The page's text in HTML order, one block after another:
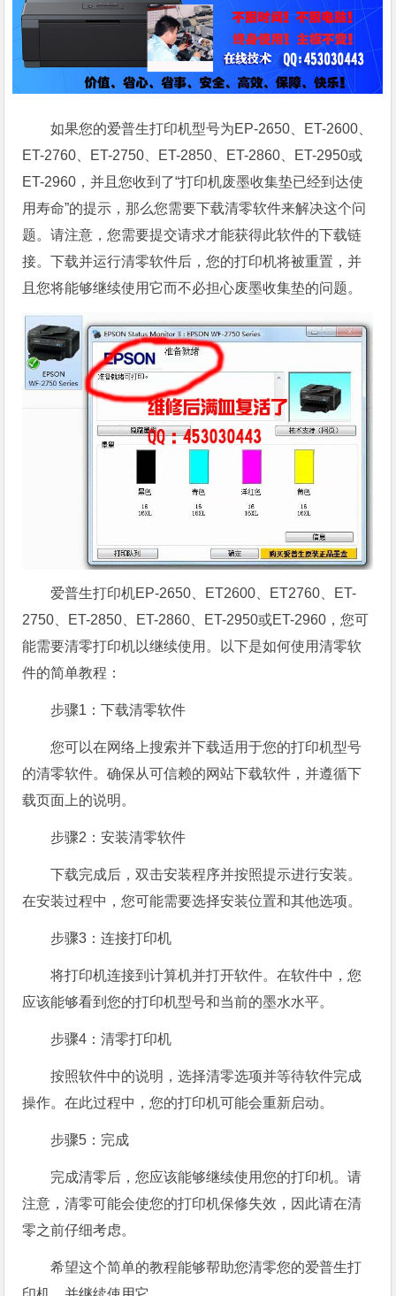
如果您的爱普生打印机型号为EP-2650、ET-2600、
ET-2760、ET-2750、ET-2850、ET-2860、ET-2950或
ET-2960，并且您收到了“打印机废墨收集垫已经到达使
用寿命”的提示，那么您需要下载清零软件来解决这个问
题。请注意，您需要提交请求才能获得此软件的下载链
接。下载并运行清零软件后，您的打印机将被重置，并
且您将能够继续使用它而不必担心废墨收集垫的问题。
爱普生打印机EP-2650、ET2600、ET2760、ET-
2750、ET-2850、ET-2860、ET-2950或ET-2960，您可
能需要清零打印机以继续使用。以下是如何使用清零软
件的简单教程：
步骤1：下载清零软件
您可以在网络上搜索并下载适用于您的打印机型号
的清零软件。确保从可信赖的网站下载软件，并遵循下
载页面上的说明。
步骤2：安装清零软件
下载完成后，双击安装程序并按照提示进行安装。
在安装过程中，您可能需要选择安装位置和其他选项。
步骤3：连接打印机
将打印机连接到计算机并打开软件。在软件中，您
应该能够看到您的打印机型号和当前的墨水水平。
步骤4：清零打印机
按照软件中的说明，选择清零选项并等待软件完成
操作。在此过程中，您的打印机可能会重新启动。
步骤5：完成
完成清零后，您应该能够继续使用您的打印机。请
注意，清零可能会使您的打印机保修失效，因此请在清
零之前仔细考虑。
希望这个简单的教程能够帮助您清零您的爱普生打